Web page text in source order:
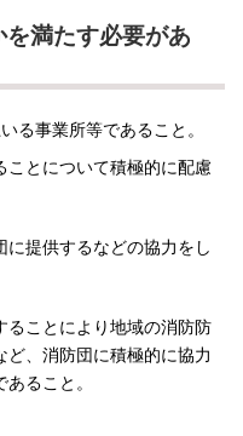
満たす必要があ
る事業所等であること。
とについて積極的に配慮
提供するなどの協力をし
ことにより地域の消防防
、消防団に積極的に協力
ること。